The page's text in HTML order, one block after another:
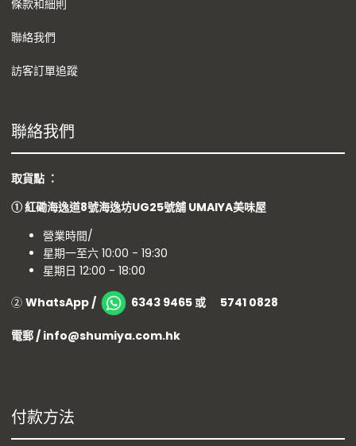
條款和細則
聯絡我們
訪客訂單追蹤
聯絡我們
取貨點 ：
①紅磡海逸道8號海逸坊UG25號舖 UMAIYA美味屋
營業時間/
星期一至六 10:00 - 19:30
星期日 12:00 - 18:00
② WhatsApp / 6343 9465 或 5741 0828
電郵 / info@shumiya.com.hk
付款方法